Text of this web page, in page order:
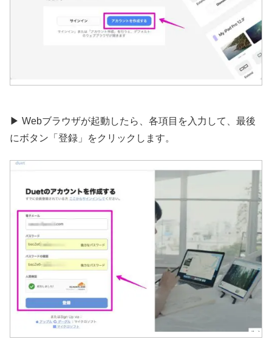
▶︎ Webブラウザが起動したら、各項目を入力して、最後
にボタン「登録」をクリックします。